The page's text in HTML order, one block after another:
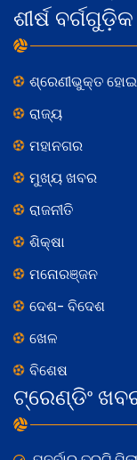
ଶୀର୍ଷ ବର୍ଗଗୁଡ଼ିକ
ଶ୍ରେଣୀଭୁକ୍ତ
ରାଜ୍ୟ
ମହାନଗର
ମୁଖ୍ୟ ଖବର
ରାଜନୀତି
ଶିକ୍ଷା
ମନୋରଞ୍ଜନ
ଦେଶ- ବିଦେଶ
ଖେଳ
ବିଶେଷ
ଟ୍ରେଣ୍ଡିଂ